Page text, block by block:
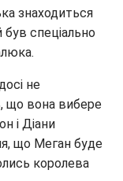
знаходиться
був спеціально
не
що вона вибере
і Діани
що Меган буде
королева